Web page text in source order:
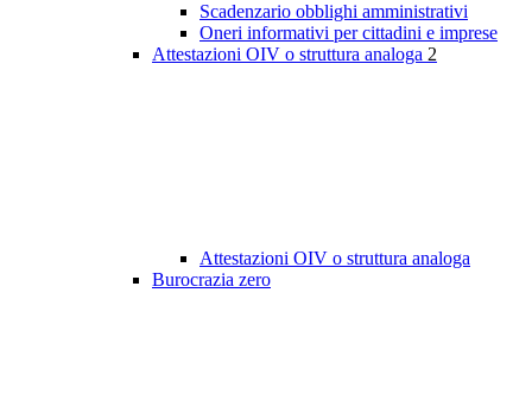
Scadenzario obblighi amministrativi
Oneri informativi per cittadini e imprese
Attestazioni OIV o struttura analoga 2
Attestazioni OIV o struttura analoga
Burocrazia zero